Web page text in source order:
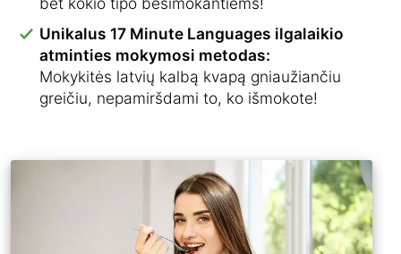
Unikalus 17 Minute Languages ilgalaikio
atminties mokymosi metodas:
Mokykitės latvių kalbą kvapą gniaužiančiu
greičiu, nepamiršdami to, ko išmokote!